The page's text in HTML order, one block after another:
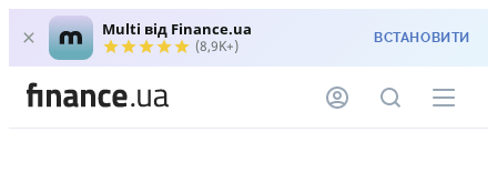
Multi від Finance.ua
(8,9K+) ВСТАНОВИТИ